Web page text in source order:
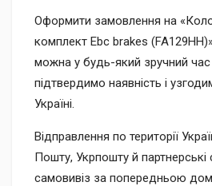
Оформити замовлення на
комплект Ebc brakes
можна у будь-який зручний
підтвердимо наявність і
Україні.
Відправлення по території
Пошту, Укрпошту й
самовивіз за попередньою